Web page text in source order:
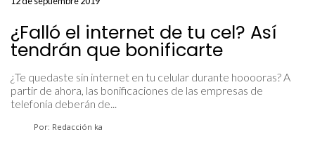
¿Falló el internet de tu cel? Así
tendrán que bonificarte
¿Te quedaste sin internet en tu celular durante hooooras? A
partir de ahora, las bonificaciones de las empresas de
telefonía deberán de...
Por: Redacción ka